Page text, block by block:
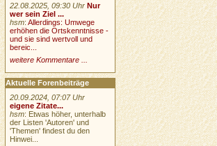
22.08.2025, 09:30 Uhr Nur
wer sein Ziel ...
hsm:Allerdings: Umwege
erhöhen die Ortskenntnisse -
und sie sind wertvoll und
bereic...
weitere Kommentare ...
Aktuelle Forenbeiträge
20.09.2024, 07:07 Uhr
eigene Zitate...
hsm: Etwas höher, unterhalb
der Listen 'Autoren' und
'Themen' findest du den
Hinwei...